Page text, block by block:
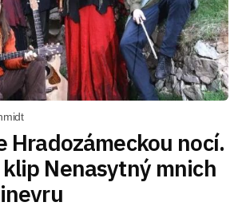
Hradozámeckou nocí.
Nenasytný mnich